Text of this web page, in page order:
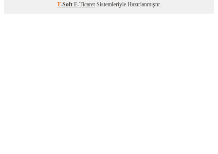
T-Soft E-Ticaret Sistemleriyle Hazırlanmıştır.